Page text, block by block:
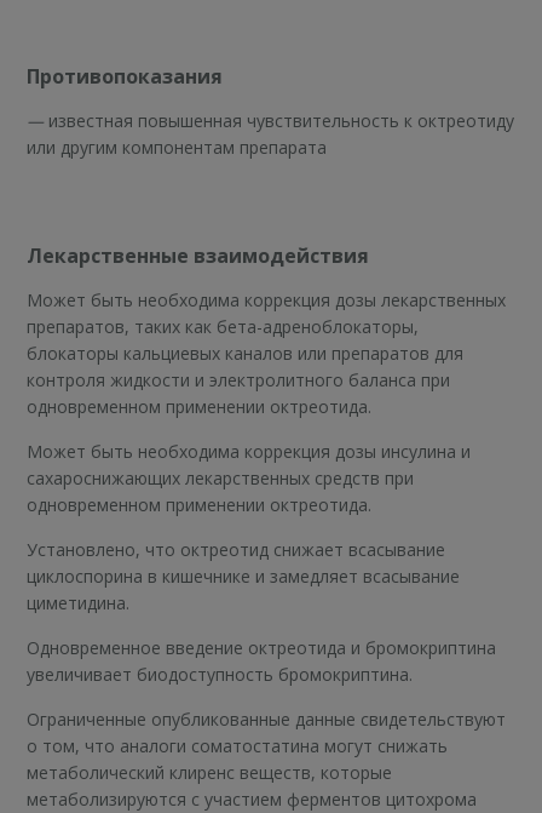
Противопоказания
— известная повышенная чувствительность к октреотиду
или другим компонентам препарата
Лекарственные взаимодействия
Может быть необходима коррекция дозы лекарственных
препаратов, таких как бета-адреноблокаторы,
блокаторы кальциевых каналов или препаратов для
контроля жидкости и электролитного баланса при
одновременном применении октреотида.
Может быть необходима коррекция дозы инсулина и
сахароснижающих лекарственных средств при
одновременном применении октреотида.
Установлено, что октреотид снижает всасывание
циклоспорина в кишечнике и замедляет всасывание
циметидина.
Одновременное введение октреотида и бромокриптина
увеличивает биодоступность бромокриптина.
Ограниченные опубликованные данные свидетельствуют
о том, что аналоги соматостатина могут снижать
метаболический клиренс веществ, которые
метаболизируются с участием ферментов цитохрома